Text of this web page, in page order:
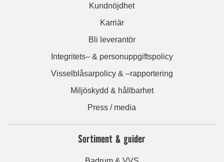
Kundnöjdhet
Karriär
Bli leverantör
Integritets– & personuppgiftspolicy
Visselblåsarpolicy & –rapportering
Miljöskydd & hållbarhet
Press / media
Sortiment & guider